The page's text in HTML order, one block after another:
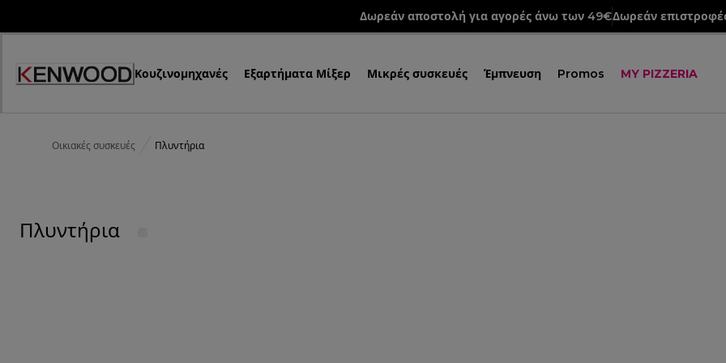
Δωρεάν αποστολή για αγορές άνω των 49€Δωρεάν
Κουζινομηχανές Εξαρτήματα Μίξερ Μικρές συσκευές Έμπνευση Promos MY PIZZERIA
Οικιακές συσκευές Πλυντήρια
Πλυντήρια